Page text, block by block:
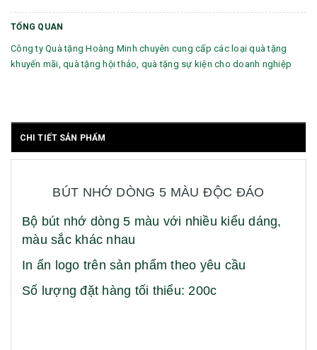
TỔNG QUAN
Công ty Quà tặng Hoàng Minh chuyên cung cấp các loại quà tặng
khuyến mãi, quà tặng hội thảo, quà tặng sự kiện cho doanh nghiệp
CHI TIẾT SẢN PHẨM
BÚT NHỚ DÒNG 5 MÀU ĐỘC ĐÁO
Bộ bút nhớ dòng 5 màu với nhiều kiểu dáng,
màu sắc khác nhau
In ấn logo trên sản phẩm theo yêu cầu
Số lượng đặt hàng tối thiểu: 200c